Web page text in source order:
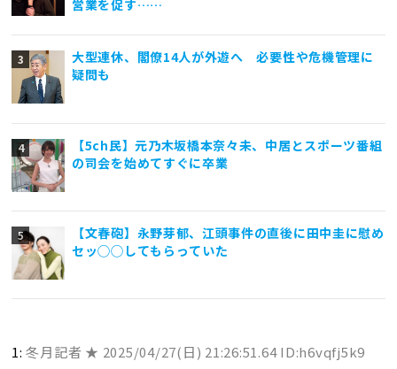
営業を促す……
大型連休、閣僚14人が外遊へ 必要性や危機管理に
疑問も
【5ch民】元乃木坂橋本奈々未、中居とスポーツ番組
の司会を始めてすぐに卒業
【文春砲】永野芽郁、江頭事件の直後に田中圭に慰め
セッ◯◯してもらっていた
1:冬月記者 ★ 2025/04/27(日) 21:26:51.64 ID:h6vqfj5k9